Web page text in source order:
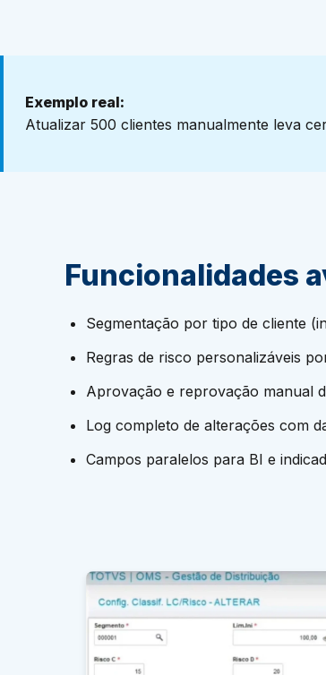
Exemplo real:
Atualizar 500 clientes manualmente leva
Funcionalidades
Segmentação por tipo de cliente
Regras de risco personalizáveis
Aprovação e reprovação manual
Log completo de alterações com
Campos paralelos para BI e